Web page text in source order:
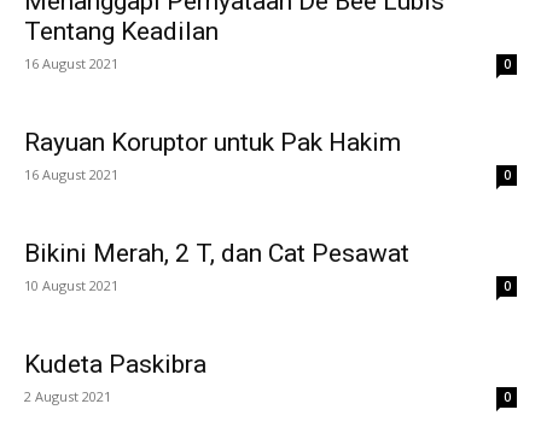
Tentang Keadilan
16 August 2021 0
Rayuan Koruptor untuk Pak Hakim
16 August 2021 0
Bikini Merah, 2 T, dan Cat Pesawat
10 August 2021 0
Kudeta Paskibra
2 August 2021 0